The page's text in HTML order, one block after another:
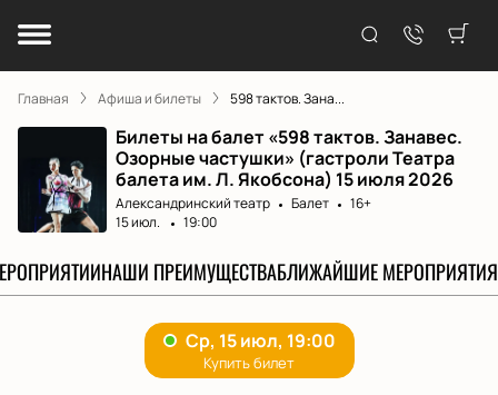
Главная Афиша и билеты 598 тактов. Зана...
Билеты на балет «598 тактов. Занавес.
Озорные частушки» (гастроли Театра
балета им. Л. Якобсона) 15 июля 2026
Александринский театр Балет
16+
15 июл.
19:00
НАШИ ПРЕИМУЩЕСТВАБЛИЖАЙШИЕ МЕРОПРИЯТИЯ